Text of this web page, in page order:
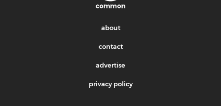
about
contact
advertise
privacy policy